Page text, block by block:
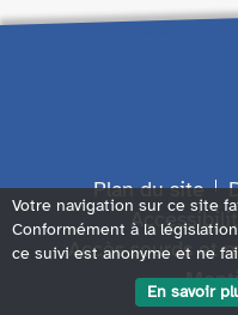
Plan du site
Accès sourds et
Votre navigation sur ce site
Conformément à la
ce suivi est anonyme et ne
En savoir